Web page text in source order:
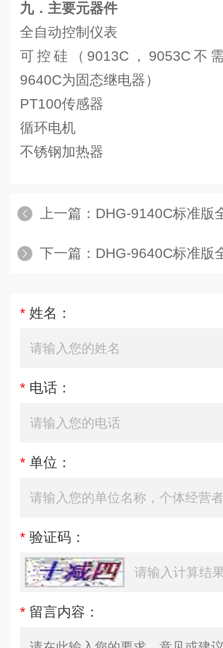
九．主要元器件
全自动控制仪表
可控硅（9013C，9053C不
9640C为固态继电器）
PT100传感器
循环电机
不锈钢加热器
上一篇： DHG-9140C标准版全自动
下一篇： DHG-9640C标准版全自动干
* 姓名：
* 电话：
* 单位：
* 验证码：
* 留言内容：